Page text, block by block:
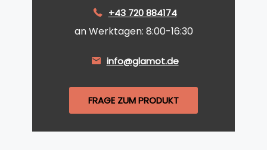
+43 720 884174
an Werktagen: 8:00-16:30
info@glamot.de
FRAGE ZUM PRODUKT